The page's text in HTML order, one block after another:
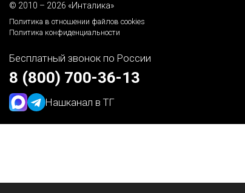
© 2010 – 2026 «Инталика»
Политика в отношении файлов cookies
Политика конфиденциальности
Бесплатный звонок по России
8 (800) 700-36-13
Нашканал в ТГ